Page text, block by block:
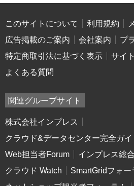
このサイトについて 利用規約
広告掲載のご案内
会社案内
プ
特定商取引法に基づく表示
サイ
よくある質問
関連グループサイト
株式会社インプレス
クラウド&データセンター完全ガイ
Web担当者Forum
インプレス総
クラウド Watch
SmartGridフォー